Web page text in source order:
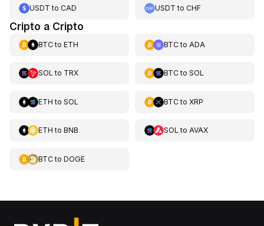
USDT to CAD USDT toCHF
Cripto a Cripto
BTCto ETH BTCto ADA
SOL to TRX BTCto SOL
ETH to SOL BTCto XRP
ETH to BNB SOL to AVAX
BTCto DOGE